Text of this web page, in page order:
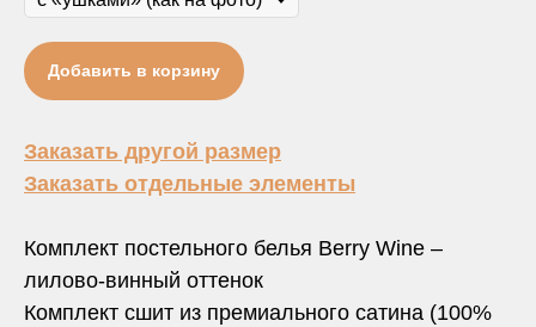
Добавить в корзину
Заказать другой размер
Заказать отдельные элементы
Комплект постельного белья Berry Wine –
лилово-винный оттенок
Комплект сшит из премиального сатина (100%